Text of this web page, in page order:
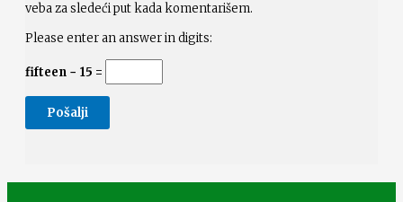
veba za sledeći put kada komentarišem.
Please enter an answer in digits:
fifteen − 15 =